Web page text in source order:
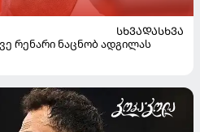
ᲡᲮᲕᲐᲓᲐᲡᲮᲕᲐ
რენარი ნაცნობ ადგილას